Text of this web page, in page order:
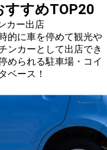
すすめTOP20
カー出店
的に車を停めて観光や
ンカーとして出店でき
められる駐車場・コイ
ベース！